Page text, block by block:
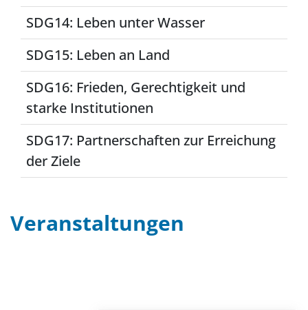
SDG14: Leben unter Wasser
SDG15: Leben an Land
SDG16: Frieden, Gerechtigkeit und
starke Institutionen
SDG17: Partnerschaften zur Erreichung
der Ziele
Veranstaltungen